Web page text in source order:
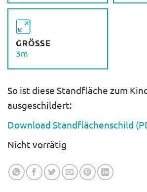
GRÖSSE
3m
So ist diese Standfläche zum
ausgeschildert:
Download Standflächenschild
Nicht vorrätig